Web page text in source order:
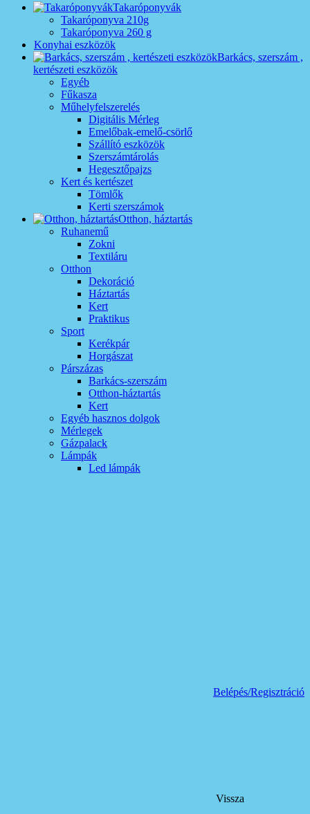
Takaróponyvák
Takaróponyva 210g
Takaróponyva 260 g
Konyhai eszközök
Barkács, szerszám ,
kertészeti eszközök
Egyéb
Fűkasza
Műhelyfelszerelés
Digitális Mérleg
Emelőbak-emelő-csörlő
Szállító eszközök
Szerszámtárolás
Hegesztőpajzs
Kert és kertészet
Tömlők
Kerti szerszámok
Otthon, háztartás
Ruhanemű
Zokni
Textiláru
Otthon
Dekoráció
Háztartás
Kert
Praktikus
Sport
Kerékpár
Horgászat
Párszázas
Barkács-szerszám
Otthon-háztartás
Kert
Egyéb hasznos dolgok
Mérlegek
Gázpalack
Lámpák
Led lámpák
Belépés/Regisztráció
Vissza